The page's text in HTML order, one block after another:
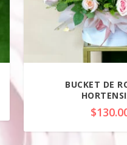
BUCKET DE
$